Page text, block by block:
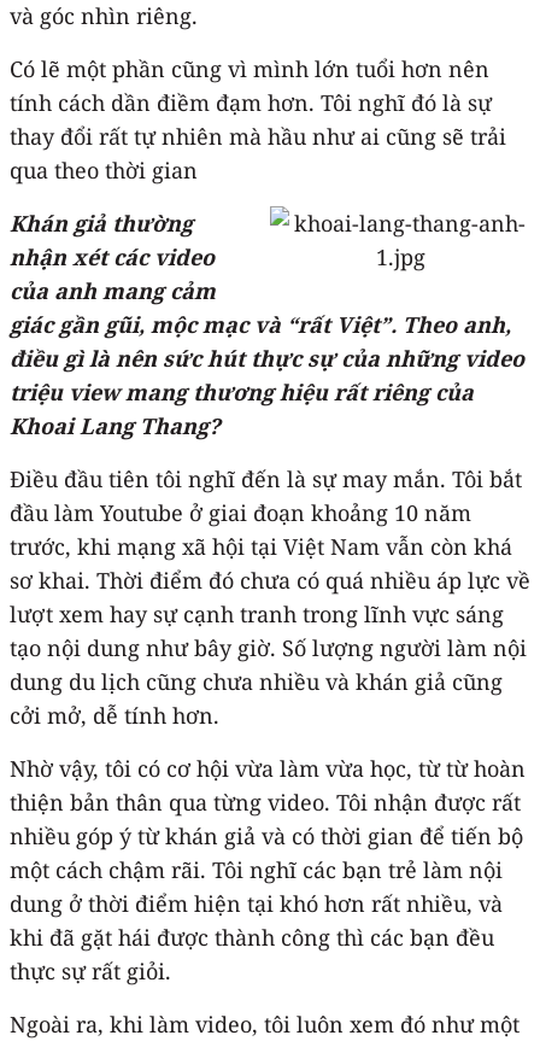
và góc nhìn riêng.
Có lẽ một phần cũng vì mình lớn tuổi hơn nên
tính cách dần điềm đạm hơn. Tôi nghĩ đó là sự
thay đổi rất tự nhiên mà hầu như ai cũng sẽ trải
qua theo thời gian
Khán giả thường
nhận xét các video
của anh mang cảm
giác gần gũi, mộc mạc và “rất Việt”. Theo anh,
điều gì là nên sức hút thực sự của những video
triệu view mang thương hiệu rất riêng của
Khoai Lang Thang?
Điều đầu tiên tôi nghĩ đến là sự may mắn. Tôi bắt
đầu làm Youtube ở giai đoạn khoảng 10 năm
trước, khi mạng xã hội tại Việt Nam vẫn còn khá
sơ khai. Thời điểm đó chưa có quá nhiều áp lực về
lượt xem hay sự cạnh tranh trong lĩnh vực sáng
tạo nội dung như bây giờ. Số lượng người làm nội
dung du lịch cũng chưa nhiều và khán giả cũng
cởi mở, dễ tính hơn.
Nhờ vậy, tôi có cơ hội vừa làm vừa học, từ từ hoàn
thiện bản thân qua từng video. Tôi nhận được rất
nhiều góp ý từ khán giả và có thời gian để tiến bộ
một cách chậm rãi. Tôi nghĩ các bạn trẻ làm nội
dung ở thời điểm hiện tại khó hơn rất nhiều, và
khi đã gặt hái được thành công thì các bạn đều
thực sự rất giỏi.
Ngoài ra, khi làm video, tôi luôn xem đó như một